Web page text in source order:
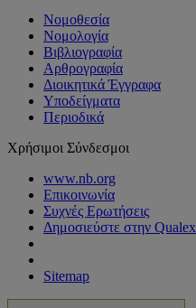
Νομοθεσία
Νομολογία
Βιβλιογραφία
Αρθρογραφία
Διοικητικά Έγγραφα
Υποδείγματα
Περιοδικά
Χρήσιμοι Σύνδεσμοι
www.nb.org
Επικοινωνία
Συχνές Ερωτήσεις
Δημοσιεύστε στην Qualex
Sitemap